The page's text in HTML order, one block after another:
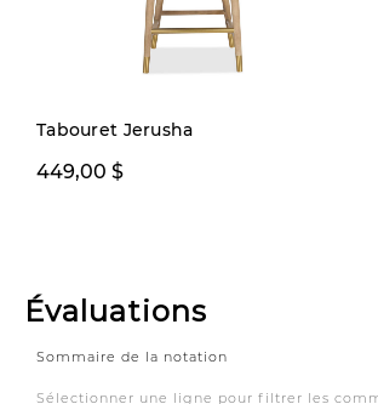
Tabouret Jerusha
449,00 $